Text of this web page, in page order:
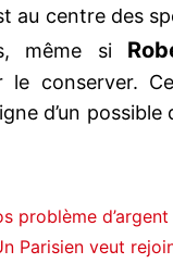
au centre des
même si
le conserver.
d’un
problème
Parisien veut